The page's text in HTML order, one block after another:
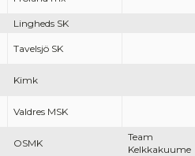
Lingheds SK
Tavelsjö SK
Kimk
Valdres MSK
OSMK
Team
Kelkkakuume